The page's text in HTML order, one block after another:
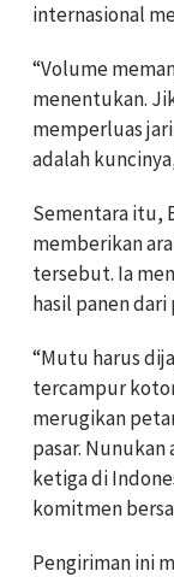
internasional
“Volume
menentukan.
memperluas
adalah
Sementara itu,
memberikan
tersebut. Ia
hasil panen
“Mutu harus
tercampur
merugikan
pasar.
ketiga di
komitmen
Pengiriman ini